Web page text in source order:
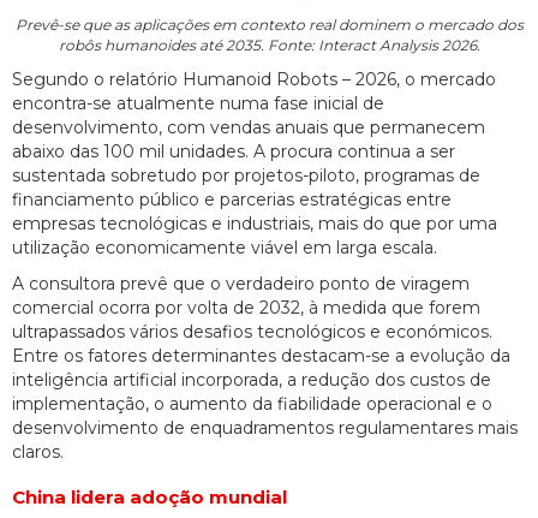
Prevê-se que as aplicações em contexto real dominem o mercado dos
robôs humanoides até 2035. Fonte: Interact Analysis 2026.
Segundo o relatório Humanoid Robots – 2026, o mercado
encontra-se atualmente numa fase inicial de
desenvolvimento, com vendas anuais que permanecem
abaixo das 100 mil unidades. A procura continua a ser
sustentada sobretudo por projetos-piloto, programas de
financiamento público e parcerias estratégicas entre
empresas tecnológicas e industriais, mais do que por uma
utilização economicamente viável em larga escala.
A consultora prevê que o verdadeiro ponto de viragem
comercial ocorra por volta de 2032, à medida que forem
ultrapassados vários desafios tecnológicos e económicos.
Entre os fatores determinantes destacam-se a evolução da
inteligência artificial incorporada, a redução dos custos de
implementação, o aumento da fiabilidade operacional e o
desenvolvimento de enquadramentos regulamentares mais
claros.
China lidera adoção mundial